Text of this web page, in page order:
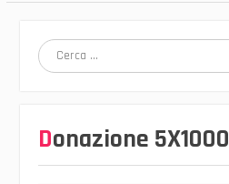
Donazione 5X1000